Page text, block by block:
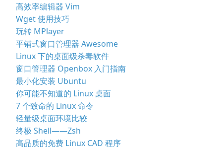
高效率编辑器 Vim
Wget 使用技巧
玩转 MPlayer
平铺式窗口管理器 Awesome
Linux 下的桌面级杀毒软件
窗口管理器 Openbox 入门指南
最小化安装 Ubuntu
你可能不知道的 Linux 桌面
7 个致命的 Linux 命令
轻量级桌面环境比较
终极 Shell——Zsh
高品质的免费 Linux CAD 程序